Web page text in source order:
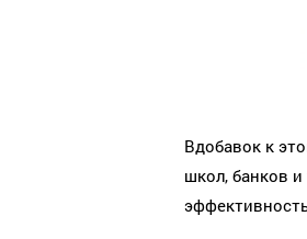
Вдобавок к
школ, банков